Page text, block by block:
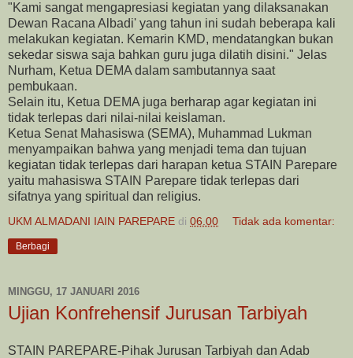
"Kami sangat mengapresiasi kegiatan yang dilaksanakan
Dewan Racana Albadi' yang tahun ini sudah beberapa kali
melakukan kegiatan. Kemarin KMD, mendatangkan bukan
sekedar siswa saja bahkan guru juga dilatih disini." Jelas
Nurham, Ketua DEMA dalam sambutannya saat
pembukaan.
Selain itu, Ketua DEMA juga berharap agar kegiatan ini
tidak terlepas dari nilai-nilai keislaman.
Ketua Senat Mahasiswa (SEMA), Muhammad Lukman
menyampaikan bahwa yang menjadi tema dan tujuan
kegiatan tidak terlepas dari harapan ketua STAIN Parepare
yaitu mahasiswa STAIN Parepare tidak terlepas dari
sifatnya yang spiritual dan religius.
UKM ALMADANI IAIN PAREPARE di 06.00 Tidak ada komentar:
Berbagi
MINGGU, 17 JANUARI 2016
Ujian Konfrehensif Jurusan Tarbiyah
STAIN PAREPARE-Pihak Jurusan Tarbiyah dan Adab